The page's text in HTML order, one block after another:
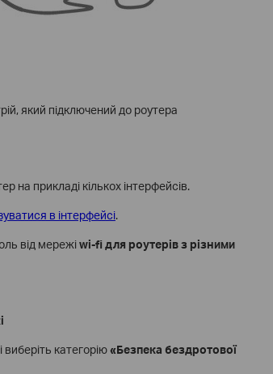
який підключений до роутера
на прикладі кількох інтерфейсів.
в інтерфейсі.
від мережіwi-fiдля роутерів з різними
категорію«Безпека бездротової